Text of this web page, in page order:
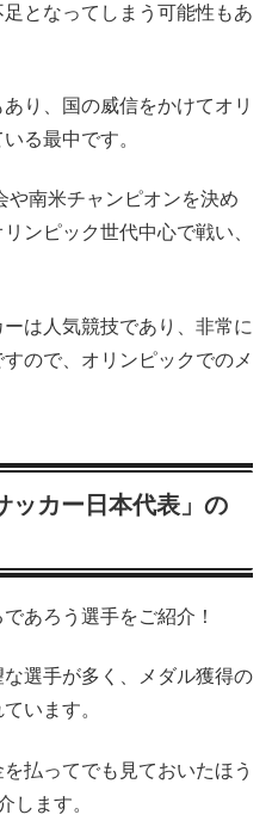
となってしまう可能性もあ
り、国の威信をかけてオリ
る最中です。
や南米チャンピオンを決め
ンピック世代中心で戦い、
は人気競技であり、非常に
ので、オリンピックでのメ
ッカー日本代表」の
あろう選手をご紹介！
選手が多く、メダル獲得の
います。
払ってでも見ておいたほう
します。